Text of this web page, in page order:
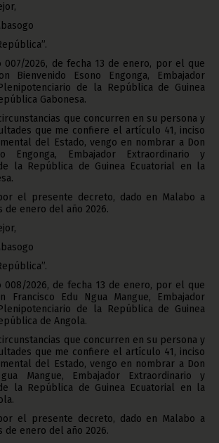
007/2026, de fecha 13 de enero, por el que
Bienvenido Esono Engonga, Embajador
de la República de Guinea
Gabonesa.
que concurren en su persona y
que me confiere el artículo 41, inciso
del Estado, vengo en nombrar a Don
Engonga, Embajador Extraordinario y
la República de Guinea Ecuatorial en la
el presente decreto, dado en Malabo a
enero del año 2026.
008/2026, de fecha 13 de enero, por el que
Francisco Edu Ngua Mangue, Embajador
de la República de Guinea
de Angola.
que concurren en su persona y
que me confiere el artículo 41, inciso
del Estado, vengo en nombrar a Don
Mangue, Embajador Extraordinario y
la República de Guinea Ecuatorial en la
el presente decreto, dado en Malabo a
enero del año 2026.